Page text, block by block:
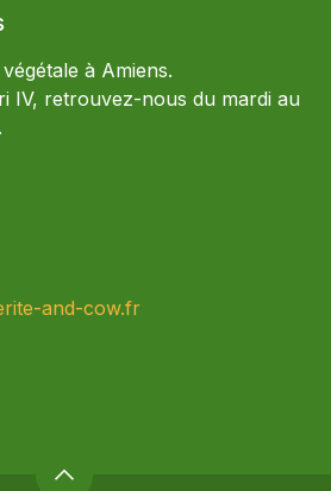
à Amiens.
IV, retrouvez-nous du mardi au
and-cow.fr